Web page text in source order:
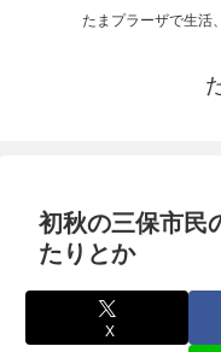
たまプラーザで生活
初秋の三保市民
たりとか
X